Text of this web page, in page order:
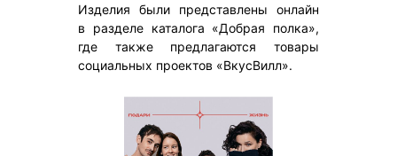
Изделия были представлены онлайн
в разделе каталога «Добрая полка»,
где также предлагаются товары
социальных проектов «ВкусВилл».